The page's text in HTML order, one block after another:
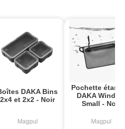
DAKA Bins
2x4 et 2x2 - Noir
Magpul
Pochette
DAKA Window
Small - Noir
Magpul